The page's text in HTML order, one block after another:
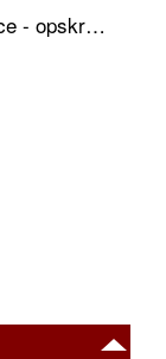
Andesteg med æbler, svesker og sauce - opskrift også til jul